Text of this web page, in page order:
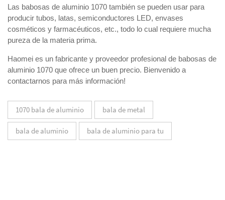
Las babosas de aluminio 1070 también se pueden usar para
producir tubos, latas, semiconductores LED, envases
cosméticos y farmacéuticos, etc., todo lo cual requiere mucha
pureza de la materia prima.
Haomei es un fabricante y proveedor profesional de babosas de
aluminio 1070 que ofrece un buen precio. Bienvenido a
contactarnos para más información!
1070 bala de aluminio bala de metal
bala de aluminio bala de aluminio para tu